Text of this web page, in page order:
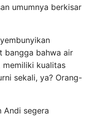
umumnya berkisar
bangga bahwa air
memiliki kualitas
sekali, ya? Orang-
Andi segera